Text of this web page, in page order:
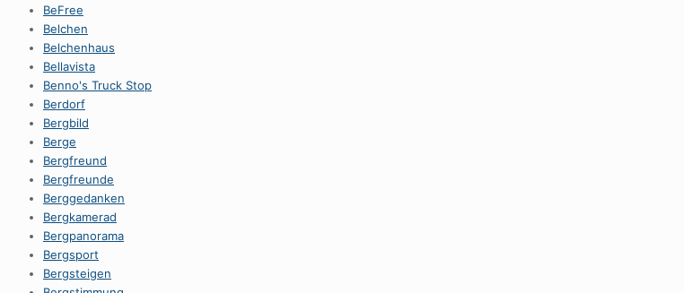
BeFree
Belchen
Belchenhaus
Bellavista
Benno's Truck Stop
Berdorf
Bergbild
Berge
Bergfreund
Bergfreunde
Berggedanken
Bergkamerad
Bergpanorama
Bergsport
Bergsteigen